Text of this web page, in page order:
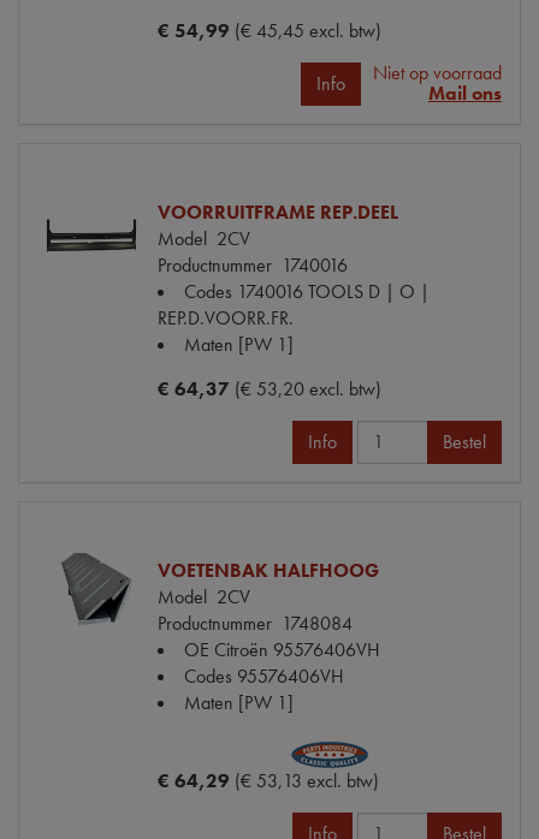
€ 54,99 (€ 45,45 excl. btw)
Info
Niet op voorraad
Mail ons
VOORRUITFRAME REP.DEEL
Model 2CV
Productnummer 1740016
Codes 1740016 TOOLS D | O |
REP.D.VOORR.FR.
Maten [PW 1]
€ 64,37 (€ 53,20 excl. btw)
Info Bestel
VOETENBAK HALFHOOG
Model 2CV
Productnummer 1748084
OE Citroën 95576406VH
Codes 95576406VH
Maten [PW 1]
€ 64,29 (€ 53,13 excl. btw)
Info Bestel